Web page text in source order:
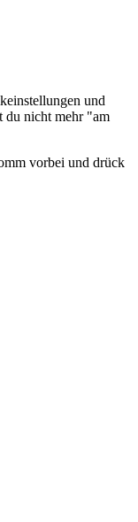
und
du nicht mehr "am
vorbei und drück